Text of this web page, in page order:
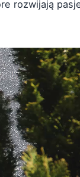
rozwijają